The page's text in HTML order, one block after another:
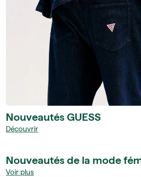
Nouveautés GUESS
Découvrir
Nouveautés de la mode
Voir plus